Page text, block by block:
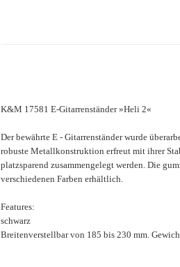
K&M 17581 E-Gitarrenständer »Heli 2«
Der bewährte E - Gitarrenständer wurde
robuste Metallkonstruktion erfreut mit ihrer
platzsparend zusammengelegt werden. Die
verschiedenen Farben erhältlich.
Features:
schwarz
Breitenverstellbar von 185 bis 230 mm.